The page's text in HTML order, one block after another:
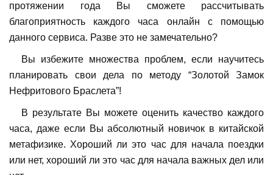
протяжении года Вы сможете рассчитывать
благоприятность каждого часа онлайн с помощью
данного сервиса. Разве это не замечательно?
Вы избежите множества проблем, если научитесь
планировать свои дела по методу “Золотой Замок
Нефритового Браслета”!
В результате Вы можете оценить качество каждого
часа, даже если Вы абсолютный новичок в китайской
метафизике. Хороший ли это час для начала поездки
или нет, хороший ли это час для начала важных дел или